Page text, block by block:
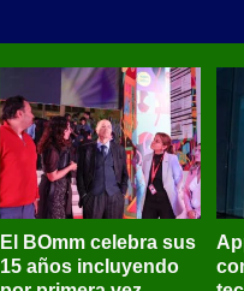
El BOmm celebra sus
15 años incluyendo